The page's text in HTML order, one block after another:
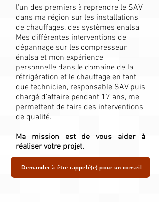
l'un des premiers à reprendre le SAV
dans ma région sur les installations
de chauffages, des systèmes enalsa
Mes différentes interventions de
dépannage sur les compresseur
énalsa et mon expérience
personnelle dans le domaine de la
réfrigération et le chauffage en tant
que technicien, responsable SAV puis
chargé d'affaire pendant 17 ans, me
permettent de faire des interventions
de qualité.
Ma mission est de vous aider à
réaliser votre projet.
Demander à être rappelé(e) pour un conseil